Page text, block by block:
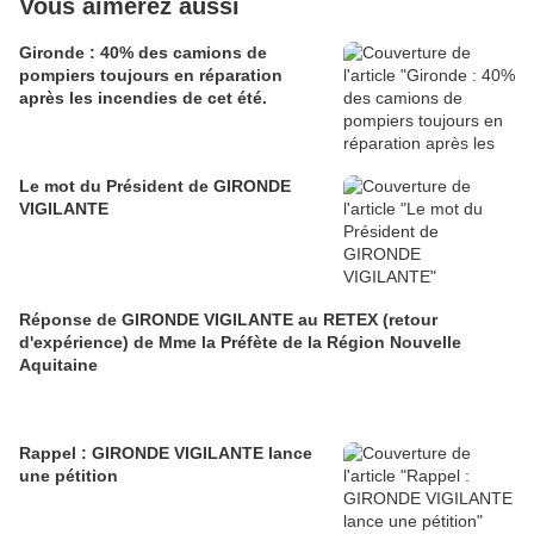
Vous aimerez aussi
Gironde : 40% des camions de
pompiers toujours en réparation
après les incendies de cet été.
Le mot du Président de GIRONDE
VIGILANTE
Réponse de GIRONDE VIGILANTE au RETEX (retour
d'expérience) de Mme la Préfète de la Région Nouvelle
Aquitaine
Rappel : GIRONDE VIGILANTE lance
une pétition